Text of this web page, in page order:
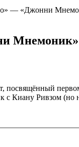
— «Джонни
Мнемоник»
посвящённый
с Киану Ривзом (но